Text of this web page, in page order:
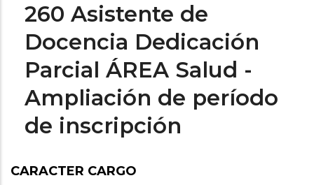
260 Asistente de
Docencia Dedicación
Parcial ÁREA Salud -
Ampliación de período
de inscripción
CARACTER CARGO